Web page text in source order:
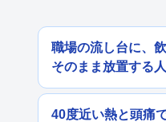
職場の流し台に、
そのまま放置する
40度近い熱と頭痛